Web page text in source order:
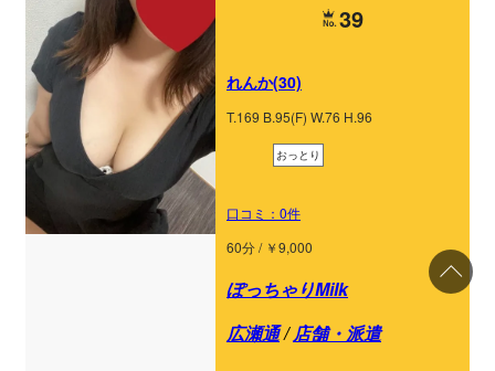
39
れんか(30)
T.169 B.95(F) W.76 H.96
おっとり
口コミ：0件
60分 / ￥9,000
ぽっちゃりMilk
広瀬通/店舗・派遣